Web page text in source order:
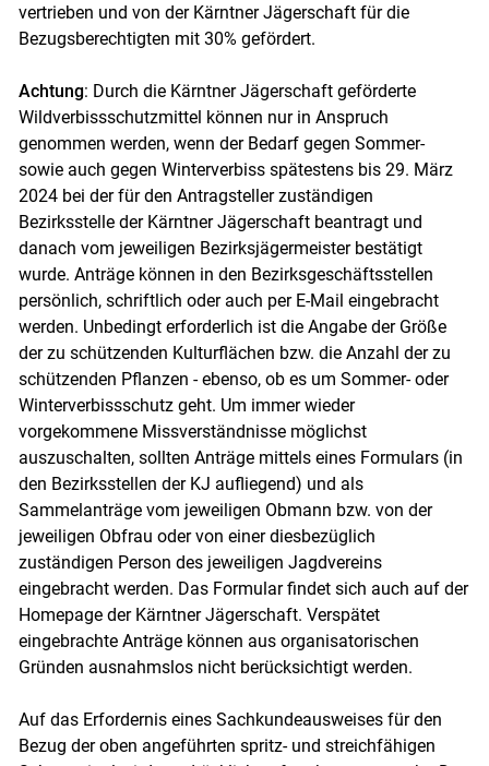
vertrieben und von der Kärntner Jägerschaft für die
Bezugsberechtigten mit 30% gefördert.
Achtung: Durch die Kärntner Jägerschaft geförderte
Wildverbissschutzmittel können nur in Anspruch
genommen werden, wenn der Bedarf gegen Sommer-
sowie auch gegen Winterverbiss spätestens bis 29. März
2024 bei der für den Antragsteller zuständigen
Bezirksstelle der Kärntner Jägerschaft beantragt und
danach vom jeweiligen Bezirksjägermeister bestätigt
wurde. Anträge können in den Bezirksgeschäftsstellen
persönlich, schriftlich oder auch per E-Mail eingebracht
werden. Unbedingt erforderlich ist die Angabe der Größe
der zu schützenden Kulturflächen bzw. die Anzahl der zu
schützenden Pflanzen - ebenso, ob es um Sommer- oder
Winterverbissschutz geht. Um immer wieder
vorgekommene Missverständnisse möglichst
auszuschalten, sollten Anträge mittels eines Formulars (in
den Bezirksstellen der KJ aufliegend) und als
Sammelanträge vom jeweiligen Obmann bzw. von der
jeweiligen Obfrau oder von einer diesbezüglich
zuständigen Person des jeweiligen Jagdvereins
eingebracht werden. Das Formular findet sich auch auf der
Homepage der Kärntner Jägerschaft. Verspätet
eingebrachte Anträge können aus organisatorischen
Gründen ausnahmslos nicht berücksichtigt werden.
Auf das Erfordernis eines Sachkundeausweises für den
Bezug der oben angeführten spritz- und streichfähigen